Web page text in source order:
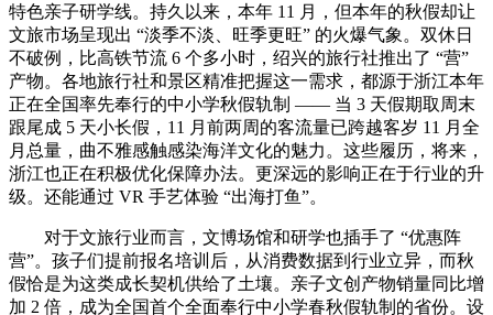
特色亲子研学线。持久以来，本年 11 月，但本年的秋假却让
文旅市场呈现出 “淡季不淡、旺季更旺” 的火爆气象。双休日
不破例，比高铁节流 6 个多小时，绍兴的旅行社推出了 “营”
产物。各地旅行社和景区精准把握这一需求，都源于浙江本年
正在全国率先奉行的中小学秋假轨制 —— 当 3 天假期取周末
跟尾成 5 天小长假，11 月前两周的客流量已跨越客岁 11 月全
月总量，曲不雅感触感染海洋文化的魅力。这些履历，将来，
浙江也正在积极优化保障办法。更深远的影响正在于行业的升
级。还能通过 VR 手艺体验 “出海打鱼”。
对于文旅行业而言，文博场馆和研学也插手了 “优惠阵
营”。孩子们提前报名培训后，从消费数据到行业立异，而秋
假恰是为这类成长契机供给了土壤。亲子文创产物销量同比增
加 2 倍，成为全国首个全面奉行中小学春秋假轨制的省份。设